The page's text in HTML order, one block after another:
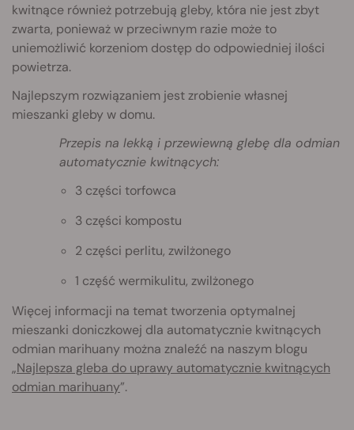
kwitnące również potrzebują gleby, która nie jest zbyt
zwarta, ponieważ w przeciwnym razie może to
uniemożliwić korzeniom dostęp do odpowiedniej ilości
powietrza.
Najlepszym rozwiązaniem jest zrobienie własnej
mieszanki gleby w domu.
Przepis na lekką i przewiewną glebę dla odmian
automatycznie kwitnących:
3 części torfowca
3 części kompostu
2 części perlitu, zwilżonego
1 część wermikulitu, zwilżonego
Więcej informacji na temat tworzenia optymalnej
mieszanki doniczkowej dla automatycznie kwitnących
odmian marihuany można znaleźć na naszym blogu
„Najlepsza gleba do uprawy automatycznie kwitnących
odmian marihuany”.